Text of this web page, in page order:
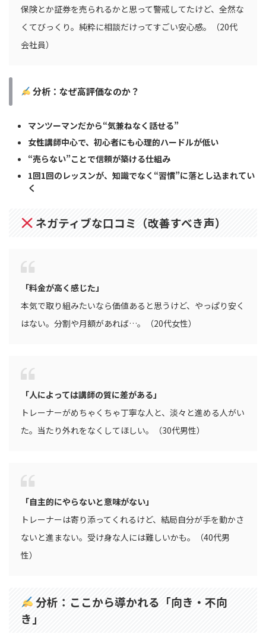
保険とか証券を売られるかと思って警戒してたけど、全然な
くてびっくり。純粋に相談だけってすごい安心感。（20代
会社員）
分析：なぜ高評価なのか？
マンツーマンだから“気兼ねなく話せる”
女性講師中心で、初心者にも心理的ハードルが低い
“売らない”ことで信頼が築ける仕組み
1回1回のレッスンが、知識でなく“習慣”に落とし込まれてい
く
ネガティブな口コミ（改善すべき声）
「料金が高く感じた」
本気で取り組みたいなら価値あると思うけど、やっぱり安く
はない。分割や月額があれば…。（20代女性）
「人によっては講師の質に差がある」
トレーナーがめちゃくちゃ丁寧な人と、淡々と進める人がい
た。当たり外れをなくしてほしい。（30代男性）
「自主的にやらないと意味がない」
トレーナーは寄り添ってくれるけど、結局自分が手を動かさ
ないと進まない。受け身な人には難しいかも。（40代男
性）
分析：ここから導かれる「向き・不向
き」